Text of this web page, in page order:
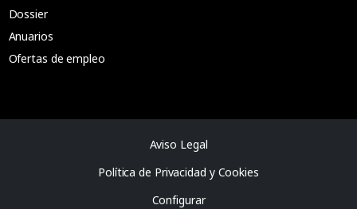
Dossier
Anuarios
Ofertas de empleo
Aviso Legal
Política de Privacidad y Cookies
Configurar